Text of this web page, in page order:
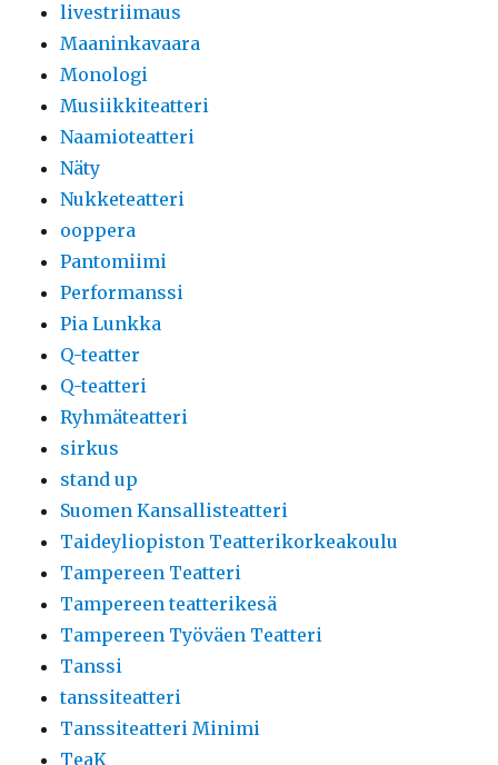
livestriimaus
Maaninkavaara
Monologi
Musiikkiteatteri
Naamioteatteri
Näty
Nukketeatteri
ooppera
Pantomiimi
Performanssi
Pia Lunkka
Q-teatter
Q-teatteri
Ryhmäteatteri
sirkus
stand up
Suomen Kansallisteatteri
Taideyliopiston Teatterikorkeakoulu
Tampereen Teatteri
Tampereen teatterikesä
Tampereen Työväen Teatteri
Tanssi
tanssiteatteri
Tanssiteatteri Minimi
TeaK